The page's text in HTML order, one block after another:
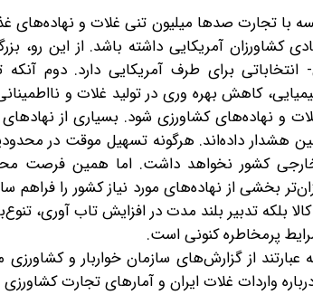
با تجارت صدها میلیون تنی غلات و نهاده‌های
کشاورزان آمریکایی داشته باشد. از این رو،
برای طرف آمریکایی دارد. دوم آنکه
کاهش بهره وری در تولید غلات و
و نهاده‌های کشاورزی شود. بسیاری از
هشدار داده‌اند. هرگونه تسهیل موقت در
کشور نخواهد داشت. اما همین فرصت
بخشی از نهاده‌های مورد نیاز کشور را فراهم
بلکه تدبیر بلند مدت در افزایش تاب آوری،
پرمخاطره کنونی است.